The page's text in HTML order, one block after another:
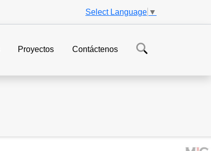
Select Language ▼
Proyectos Contáctenos